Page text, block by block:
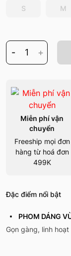
S M
- 1 +
Miễn phí vận
chuyển
Freeship mọi đơn
hàng từ hoá đơn
499K
Đặc điểm nổi bật
PHOM DÁNG
Gọn gàng, linh hoạt